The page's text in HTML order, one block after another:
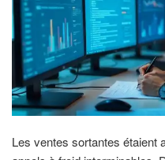
Les ventes sortantes étaient